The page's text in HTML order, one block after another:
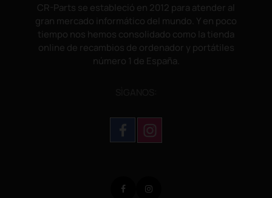
CR-Parts se estableció en 2012 para atender al
gran mercado informático del mundo. Y en poco
tiempo nos hemos consolidado como la tienda
online de recambios de ordenador y portátiles
número 1 de España.
Facebook